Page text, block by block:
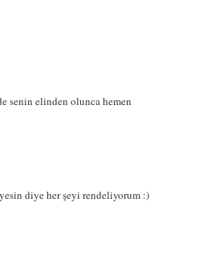
senin elinden olunca hemen
diye her şeyi rendeliyorum :)